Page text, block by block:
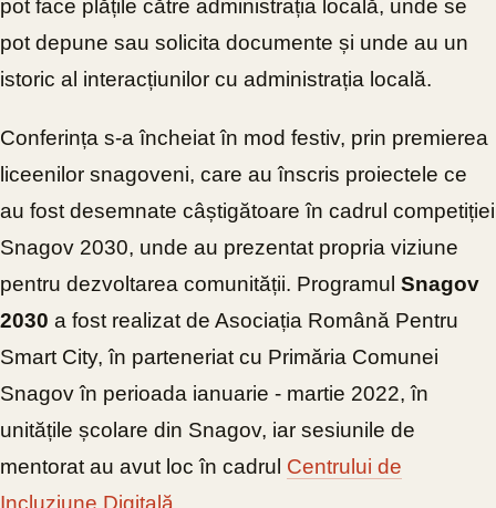
pot face plățile către administrația locală, unde se
pot depune sau solicita documente și unde au un
istoric al interacțiunilor cu administrația locală.
Conferința s-a încheiat în mod festiv, prin premierea
liceenilor snagoveni, care au înscris proiectele ce
au fost desemnate câștigătoare în cadrul competiției
Snagov 2030, unde au prezentat propria viziune
pentru dezvoltarea comunității. Programul Snagov
2030 a fost realizat de Asociația Română Pentru
Smart City, în parteneriat cu Primăria Comunei
Snagov în perioada ianuarie - martie 2022, în
unitățile școlare din Snagov, iar sesiunile de
mentorat au avut loc în cadrul Centrului de
Incluziune Digitală